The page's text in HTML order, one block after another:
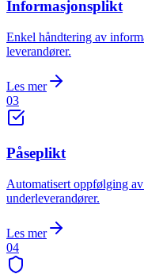
Informasjonsplikt
Enkel håndtering av
leverandører.
Les mer
03
Påseplikt
Automatisert oppfølging
underleverandører.
Les mer
04